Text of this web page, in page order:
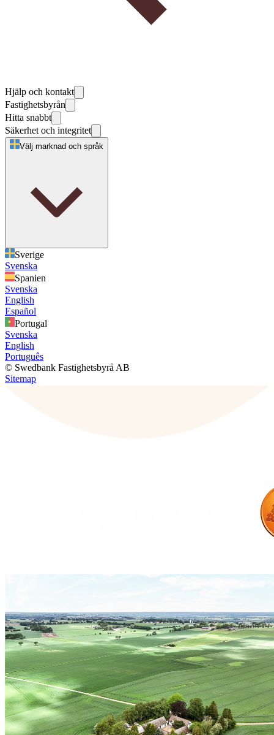
Hjälp och kontakt
Fastighetsbyrån
Hitta snabbt
Säkerhet och integritet
Välj marknad och språk
Sverige
Svenska
Spanien
Svenska
English
Español
Portugal
Svenska
English
Português
© Swedbank Fastighetsbyrå AB
Sitemap